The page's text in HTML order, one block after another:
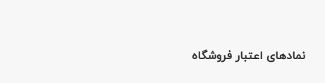
نمادهای اعتبار فروشگاه